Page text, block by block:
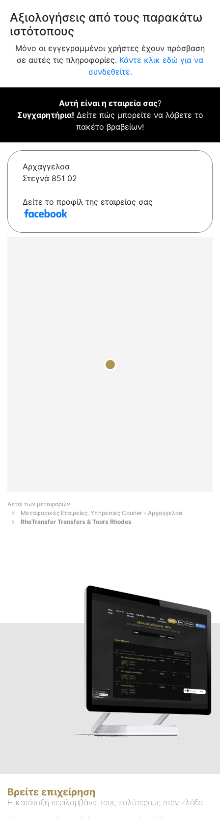
Αξιολογήσεις από τους παρακάτω
ιστότοπους
Μόνο οι εγγεγραμμένοι χρήστες έχουν πρόσβαση
σε αυτές τις πληροφορίες. Κάντε κλικ εδώ για να
συνδεθείτε.
Αυτή είναι η εταιρεία σας?
Συγχαρητήρια! Δείτε πώς μπορείτε να λάβετε το
πακέτο βραβείων!
Αρχαγγελοσ
Στεγνά 851 02
Δείτε το προφίλ της εταιρείας σας
Αετοί των μεταφορών
Μεταφορικές Εταιρείες, Υπηρεσίες Courier - Αρχαγγελοσ
RhoTransfer Transfers & Tours Rhodes
Βρείτε επιχείρηση
Η κατάταξη περιλαμβάνει τους καλύτερους στον κλάδο